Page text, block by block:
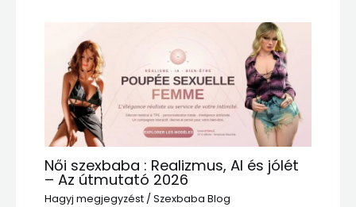
Női szexbaba : Realizmus, AI és jólét
– Az útmutató 2026
Hagyj megjegyzést /Szexbaba Blog